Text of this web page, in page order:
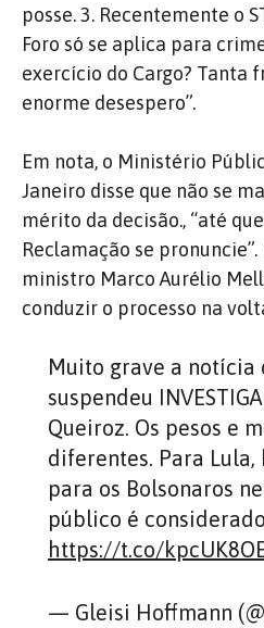
posse. 3. Recentemente o
Foro só se aplica para
exercício do Cargo? Tanta
enorme desespero”.
Em nota, o Ministério
Janeiro disse que não se
mérito da decisão., “até
Reclamação se
ministro Marco Aurélio
conduzir o processo na
Muito grave a notícia
suspendeu
Queiroz. Os pesos e
diferentes. Para Lula,
para os Bolsonaros
público é considerado
https://t.co/
— Gleisi Hoffmann